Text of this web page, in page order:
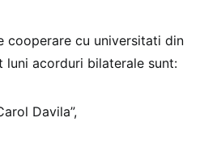
cooperare cu universitati din
luni acorduri bilaterale sunt:
Davila”,